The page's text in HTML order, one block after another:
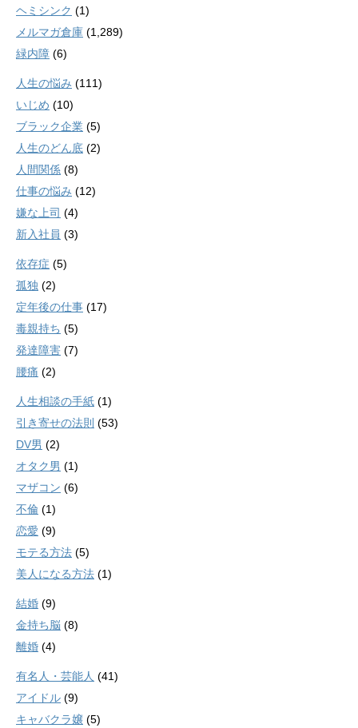
ヘミシンク (1)
メルマガ倉庫 (1,289)
緑内障 (6)
人生の悩み (111)
いじめ (10)
ブラック企業 (5)
人生のどん底 (2)
人間関係 (8)
仕事の悩み (12)
嫌な上司 (4)
新入社員 (3)
依存症 (5)
孤独 (2)
定年後の仕事 (17)
毒親持ち (5)
発達障害 (7)
腰痛 (2)
人生相談の手紙 (1)
引き寄せの法則 (53)
DV男 (2)
オタク男 (1)
マザコン (6)
不倫 (1)
恋愛 (9)
モテる方法 (5)
美人になる方法 (1)
結婚 (9)
金持ち脳 (8)
離婚 (4)
有名人・芸能人 (41)
アイドル (9)
キャバクラ嬢 (5)